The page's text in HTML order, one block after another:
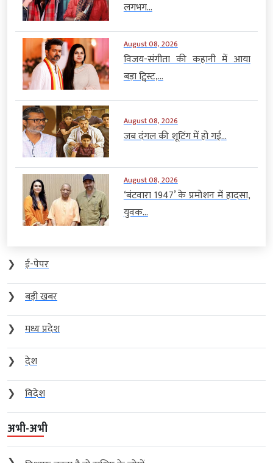
लगभग...
August 08, 2026
विजय-संगीता की कहानी में आया
बड़ा ट्विस्ट,...
August 08, 2026
जब दंगल की शूटिंग में हो गई...
August 08, 2026
‘बंटवारा 1947’ के प्रमोशन में हादसा,
युवक...
❯
ई-पेपर
❯
बड़ी खबर
❯
मध्य प्रदेश
❯
देश
❯
विदेश
अभी-अभी